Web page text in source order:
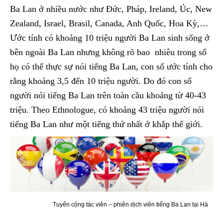
Ba Lan ở nhiều nước như Đức, Pháp, Ireland, Úc, New
Zealand, Israel, Brasil, Canada, Anh Quốc, Hoa Kỳ,…
Ước tính có khoảng 10 triệu người Ba Lan sinh sống ở
bên ngoài Ba Lan nhưng không rõ bao nhiêu trong số
họ có thể thực sự nói tiếng Ba Lan, con số ước tính cho
rằng khoảng 3,5 đến 10 triệu người. Do đó con số
người nói tiếng Ba Lan trên toàn cầu khoảng từ 40-43
triệu. Theo Ethnologue, có khoảng 43 triệu người nói
tiếng Ba Lan như một tiếng thứ nhất ở khắp thế giới.
Tuyển cộng tác viên – phiên dịch viên tiếng Ba Lan tại Hà